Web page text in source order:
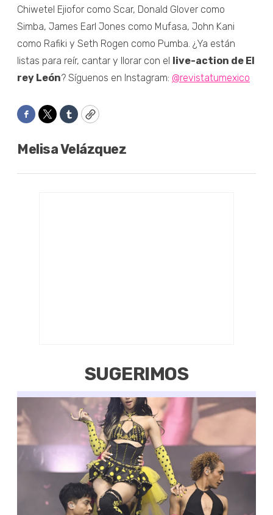
Chiwetel Ejiofor como Scar, Donald Glover como
Simba, James Earl Jones como Mufasa, John Kani
como Rafiki y Seth Rogen como Pumba. ¿Ya están
listas para reír, cantar y llorar con el
live-action de El
rey León? Síguenos en Instagram: @revistatumexico
Facebook
TwitterTumblrCopy
Melisa Velázquez
SUGERIMOS